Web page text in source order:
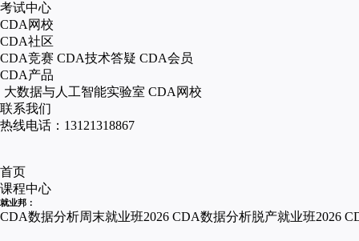
考试中心
CDA网校
CDA社区
CDA竞赛 CDA技术答疑 CDA会员
CDA产品
大数据与人工智能实验室 CDA网校
联系我们
热线电话：13121318867
首页
课程中心
就业邦：
CDA数据分析周末就业班2026 CDA数据分析脱产就业班2026